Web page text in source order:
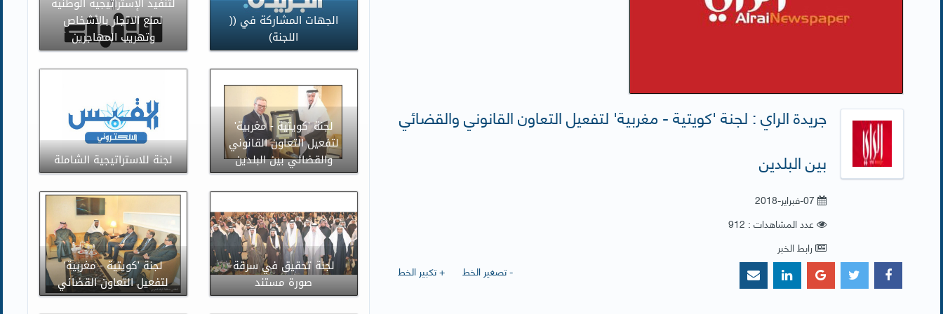
جريدة الراي : لجنة 'كويتية - مغربية' لتفعيل التعاون القانوني والقضائي
بين البلدين
07-فبراير-2018
عدد المشاهدات : 912
رابط الخبر
+ تكبير الخط
- تصغير الخط
لمنع الاتجار بالأشخاص
وتهريب المهاجرين
الجهات المشاركة في ((
اللجنة)
لجنة للاستراتيجية الشاملة
لجنة 'كويتية - مغربية'
لتفعيل التعاون القانوني
والقضائي بين البلدين
لجنة 'كويتية - مغربية'
لتفعيل التعاون القضائي
لجنة تحقيق في سرقة
صورة مستند